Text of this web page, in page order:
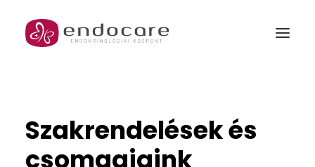
GARANTÁLT GYERMEK PROGRAM
Szakrendelések és
csomagjaink